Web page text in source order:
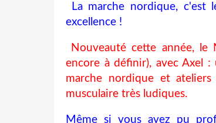
La marche nordique, c'est
excellence !
Nouveauté cette année, le
encore à définir), avec Axel
:
marche nordique et
musculaire très ludiques.
Même si vous avez pu